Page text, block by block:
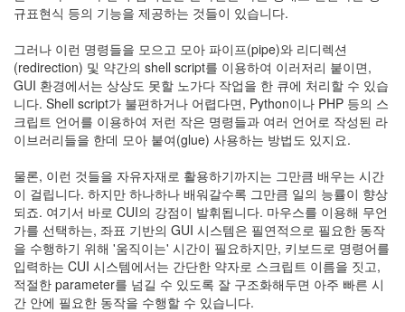
규표현식 등의 기능을 제공하는 것들이 있습니다.
그러나 이런 명령들을 모으고 모아 파이프(pipe)와 리디렉션
(redirection) 및 약간의 shell script를 이용하여 이러저리 붙이면,
GUI 환경에서는 상상도 못할 노가다 작업을 한 큐에 처리할 수 있습
니다. Shell script가 불편하거나 어렵다면, Python이나 PHP 등의 스
크립트 언어를 이용하여 저런 작은 명령들과 여러 언어로 작성된 라
이브러리들을 한데 모아 붙여(glue) 사용하는 방법도 있지요.
물론, 이런 것들을 자유자재로 활용하기까지는 그만큼 배우는 시간
이 걸립니다. 하지만 하나하나 배워갈수록 그만큼 일의 능률이 향상
되죠. 여기서 바로 CUI의 강점이 발휘됩니다. 마우스를 이용해 무언
가를 선택하는, 좌표 기반의 GUI 시스템은 필연적으로 필요한 동작
을 수행하기 위해 '움직이는' 시간이 필요하지만, 키보드로 명령어를
입력하는 CUI 시스템에서는 간단한 약자로 스크립트 이름을 짓고,
적절한 parameter를 넘길 수 있도록 잘 구조화해두면 아주 빠른 시
간 안에 필요한 동작을 수행할 수 있습니다.
년
읽
기
시
간
각
탁
기
DOS
Notices